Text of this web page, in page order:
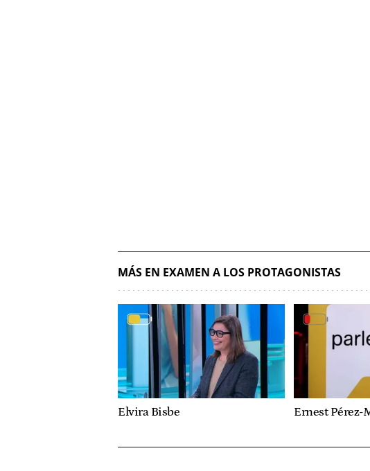
MÁS EN EXAMEN A LOS PROTAGONISTAS
Elvira Bisbe Ernest Pérez-